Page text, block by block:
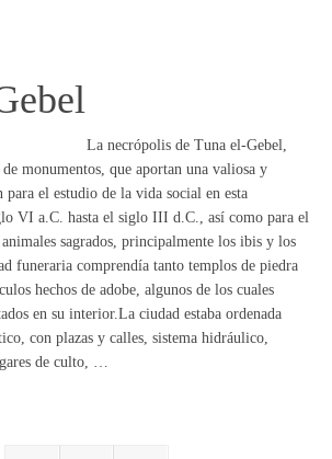
La necrópolis de Tuna el-Gebel,
monumentos, que aportan una valiosa y
para el estudio de la vida social en esta
VI a.C. hasta el siglo III d.C., así como para el
sagrados, principalmente los ibis y los
funeraria comprendía tanto templos de piedra
hechos de adobe, algunos de los cuales
en su interior.La ciudad estaba ordenada
con plazas y calles, sistema hidráulico,
de culto, …